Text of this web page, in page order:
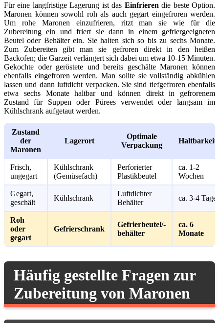
Für eine langfristige Lagerung ist das Einfrieren die beste Option.
Maronen können sowohl roh als auch gegart eingefroren werden.
Um rohe Maronen einzufrieren, ritzt man sie wie für die
Zubereitung ein und friert sie dann in einem gefriergeeigneten
Beutel oder Behälter ein. Sie halten sich so bis zu sechs Monate.
Zum Zubereiten gibt man sie gefroren direkt in den heißen
Backofen; die Garzeit verlängert sich dabei um etwa 10-15 Minuten.
Gekochte oder geröstete und bereits geschälte Maronen können
ebenfalls eingefroren werden. Man sollte sie vollständig abkühlen
lassen und dann luftdicht verpacken. Sie sind tiefgefroren ebenfalls
etwa sechs Monate haltbar und können direkt in gefrorenem
Zustand für Suppen oder Pürees verwendet oder langsam im
Kühlschrank aufgetaut werden.
Zustand
der
Maronen
Lagerort
Optimale
Verpackung
Haltbarkeit
Frisch,
ungegart
Kühlschrank
(Gemüsefach)
Perforierter
Plastikbeutel
ca. 1-2
Wochen
Gegart,
geschält
Kühlschrank
Luftdichter
Behälter
ca. 3-4 Tage
Roh
oder
gegart
Gefrierschrank
Gefrierbeutel/-
behälter
ca. 6
Monate
Häufig gestellte Fragen zur
Zubereitung von Maronen